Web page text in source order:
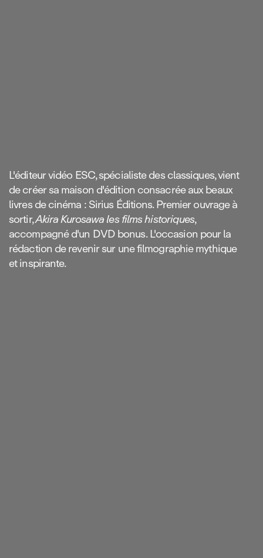
L'éditeur vidéo ESC, spécialiste des classiques, vient
de créer sa maison d'édition consacrée aux beaux
livres de cinéma : Sirius Éditions. Premier ouvrage à
sortir,Akira Kurosawa les films historiques,
accompagné d'un DVD bonus. L'occasion pour la
rédaction de revenir sur une filmographie mythique
et inspirante.